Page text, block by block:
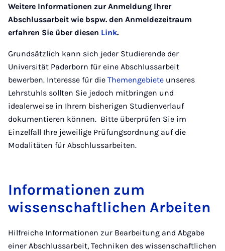
Weitere Informationen zur Anmeldung Ihrer
Abschlussarbeit wie bspw. den Anmeldezeitraum
erfahren Sie über diesen Link.
Grundsätzlich kann sich jeder Studierende der
Universität Paderborn für eine Abschlussarbeit
bewerben. Interesse für die Themengebiete unseres
Lehrstuhls sollten Sie jedoch mitbringen und
idealerweise in Ihrem bisherigen Studienverlauf
dokumentieren können. Bitte überprüfen Sie im
Einzelfall Ihre jeweilige Prüfungsordnung auf die
Modalitäten für Abschlussarbeiten.
Informationen zum
wissenschaftlichen Arbeiten
Hilfreiche Informationen zur Bearbeitung and Abgabe
einer Abschlussarbeit, Techniken des wissenschaftlichen